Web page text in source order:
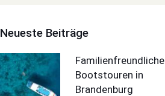
Neueste Beiträge
Familienfreundliche
Bootstouren in
Brandenburg